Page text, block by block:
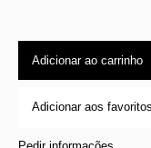
Adicionar ao carrinho
Adicionar aos favoritos
Pedir informações